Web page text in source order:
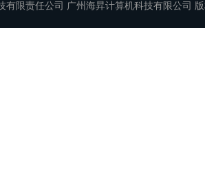
有限责任公司 广州海昇计算机科技有限公司